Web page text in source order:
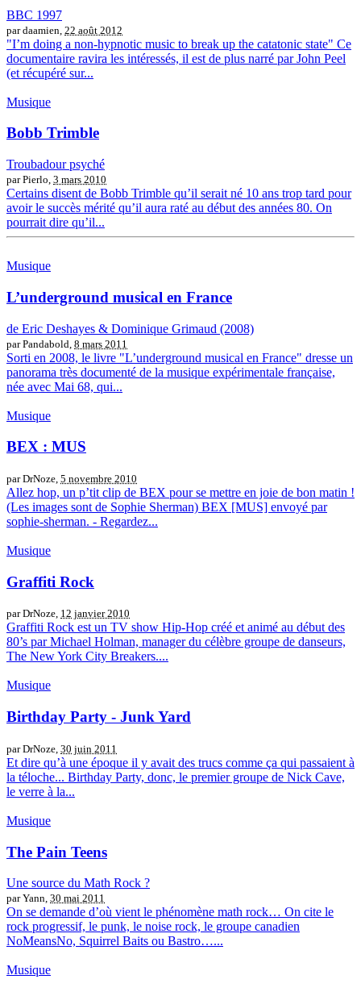
BBC 1997
par daamien, 22 août 2012
"I’m doing a non-hypnotic music to break up the catatonic state" Ce
documentaire ravira les intéressés, il est de plus narré par John Peel
(et récupéré sur...
Musique
Bobb Trimble
Troubadour psyché
par Pierlo, 3 mars 2010
Certains disent de Bobb Trimble qu’il serait né 10 ans trop tard pour
avoir le succès mérité qu’il aura raté au début des années 80. On
pourrait dire qu’il...
Musique
L’underground musical en France
de Eric Deshayes & Dominique Grimaud (2008)
par Pandabold, 8 mars 2011
Sorti en 2008, le livre "L’underground musical en France" dresse un
panorama très documenté de la musique expérimentale française,
née avec Mai 68, qui...
Musique
BEX : MUS
par DrNoze, 5 novembre 2010
Allez hop, un p’tit clip de BEX pour se mettre en joie de bon matin !
(Les images sont de Sophie Sherman) BEX [MUS] envoyé par
sophie-sherman. - Regardez...
Musique
Graffiti Rock
par DrNoze, 12 janvier 2010
Graffiti Rock est un TV show Hip-Hop créé et animé au début des
80’s par Michael Holman, manager du célèbre groupe de danseurs,
The New York City Breakers....
Musique
Birthday Party - Junk Yard
par DrNoze, 30 juin 2011
Et dire qu’à une époque il y avait des trucs comme ça qui passaient à
la téloche... Birthday Party, donc, le premier groupe de Nick Cave,
le verre à la...
Musique
The Pain Teens
Une source du Math Rock ?
par Yann, 30 mai 2011
On se demande d’où vient le phénomène math rock… On cite le
rock progressif, le punk, le noise rock, le groupe canadien
NoMeansNo, Squirrel Baits ou Bastro…...
Musique